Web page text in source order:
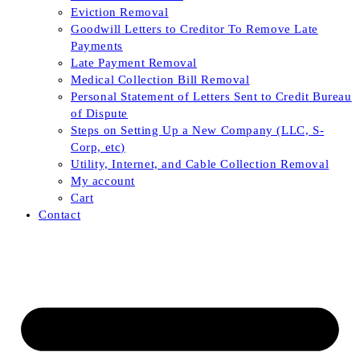
Eviction Removal
Goodwill Letters to Creditor To Remove Late
Payments
Late Payment Removal
Medical Collection Bill Removal
Personal Statement of Letters Sent to Credit Bureau
of Dispute
Steps on Setting Up a New Company (LLC, S-
Corp, etc)
Utility, Internet, and Cable Collection Removal
My account
Cart
Contact